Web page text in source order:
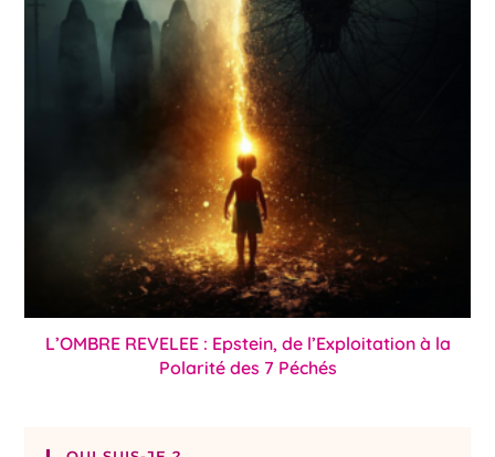
L’OMBRE REVELEE : Epstein, de l’Exploitation à la
Polarité des 7 Péchés